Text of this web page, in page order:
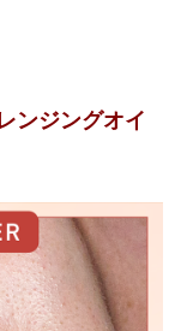
ンジングオイ